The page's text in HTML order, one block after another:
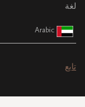
لغة
Arabic
تابع